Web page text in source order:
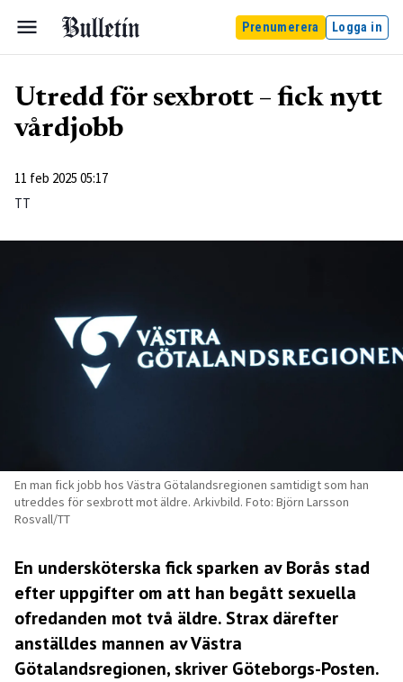
Prenumerera Logga in
Utredd för sexbrott – fick nytt
vårdjobb
11 feb 2025 05:17
TT
En man fick jobb hos Västra Götalandsregionen samtidigt som han
utreddes för sexbrott mot äldre. Arkivbild. Foto: Björn Larsson
Rosvall/TT
En undersköterska fick sparken av Borås stad
efter uppgifter om att han begått sexuella
ofredanden mot två äldre. Strax därefter
anställdes mannen av Västra
Götalandsregionen, skriver Göteborgs-Posten.